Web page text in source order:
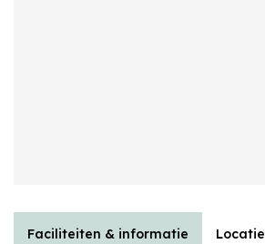
Faciliteiten & informatie Locatie